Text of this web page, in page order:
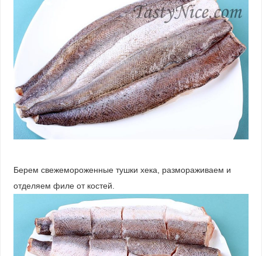
Берем свежемороженные тушки хека, размораживаем и
отделяем филе от костей.